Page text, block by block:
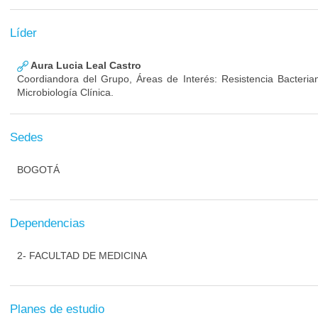
Líder
Aura Lucia Leal Castro
Coordiandora del Grupo, Áreas de Interés: Resistencia
Microbiología Clínica.
Sedes
BOGOTÁ
Dependencias
2- FACULTAD DE MEDICINA
Planes de estudio